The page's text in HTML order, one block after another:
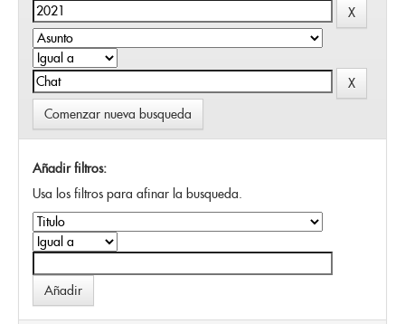
Comenzar nueva busqueda
Añadir filtros:
Usa los filtros para afinar la busqueda.